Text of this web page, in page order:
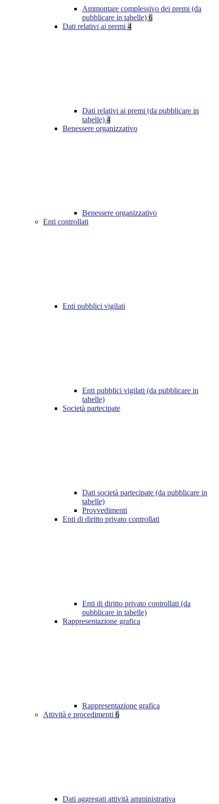
Ammontare complessivo dei premi (da
pubblicare in tabelle) 6
Dati relativi ai premi 4
Dati relativi ai premi (da pubblicare in
tabelle) 4
Benessere organizzativo
Benessere organizzativo
Enti controllati
Enti pubblici vigilati
Enti pubblici vigilati (da pubblicare in
tabelle)
Società partecipate
Dati società partecipate (da pubblicare in
tabelle)
Provvedimenti
Enti di diritto privato controllati
Enti di diritto privato controllati (da
pubblicare in tabelle)
Rappresentazione grafica
Rappresentazione grafica
Attività e procedimenti 6
Dati aggregati attività amministrativa